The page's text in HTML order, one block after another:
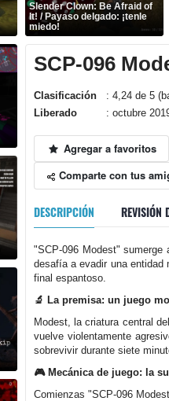
Slender Clown: Be Afraid of
It! / Payaso delgado: ¡tenle
miedo!
SCP-096
Clasificación
: 4,24 de 5
Liberado
: octubre
Agregar a favoritos
Comparte con tus
DESCRIPCIÓN REVISIÓN
"SCP-096 Modest" sumerge
desafía a evadir una entidad
final espantoso.
🔬 La premisa: un juego
Modest, la criatura central
vuelve violentamente
sobrevivir durante siete
🎮 Mecánica de juego: la
Comienzas "SCP-096